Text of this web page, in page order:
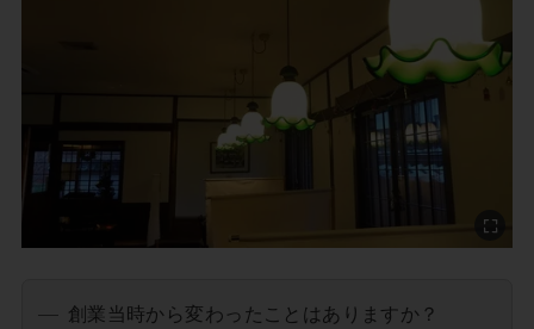
創業当時から変わったことはありますか？